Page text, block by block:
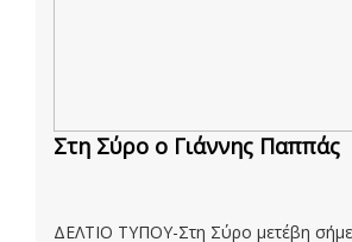
Στη Σύρο ο Γιάννης Παππάς
ΔΕΛΤΙΟ ΤΥΠΟΥ-Στη Σύρο μετέβη